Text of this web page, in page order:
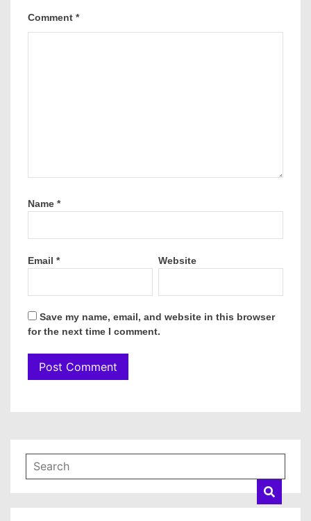
Comment *
Name *
Email * Website
Save my name, email, and website in this browser
for the next time I comment.